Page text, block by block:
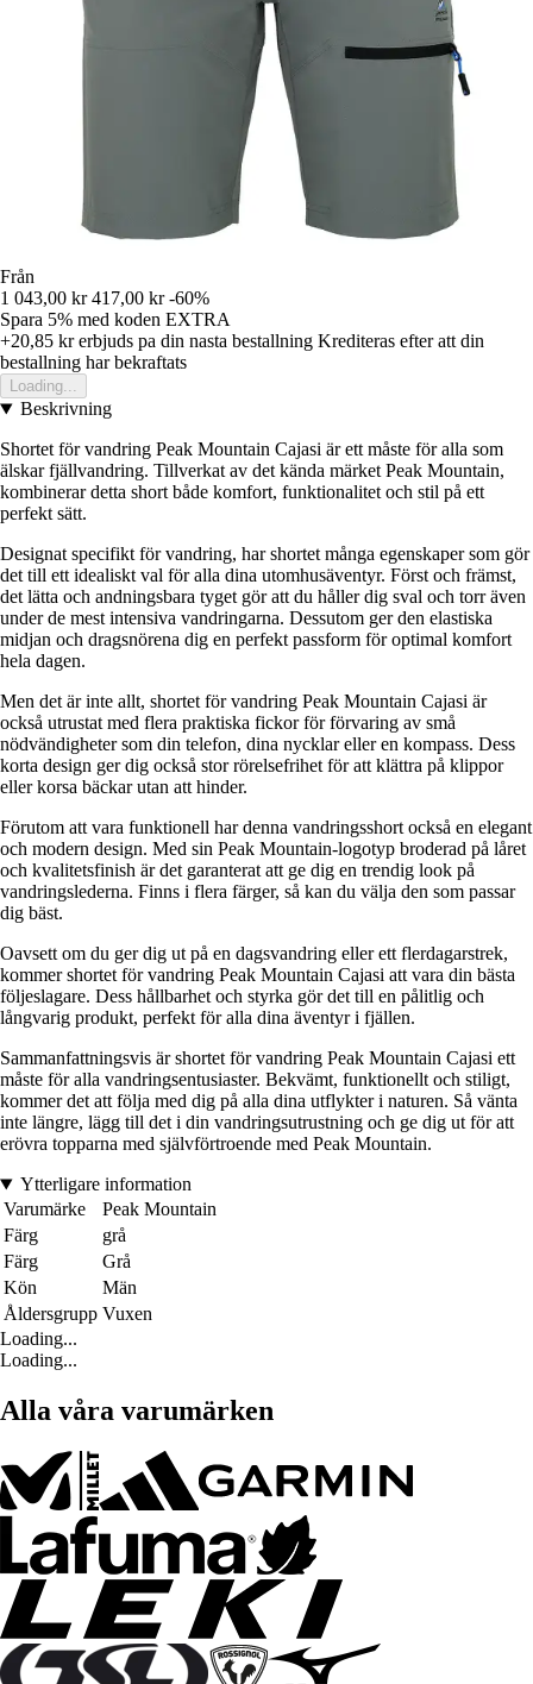
Från
1 043,00 kr 417,00 kr -60%
Spara 5% med koden EXTRA
+20,85 krerbjuds pa din nasta bestallning Krediteras efter att din
bestallning har bekraftats
Loading...
Beskrivning
Shortet för vandring Peak Mountain Cajasi är ett måste för alla som
älskar fjällvandring. Tillverkat av det kända märket Peak Mountain,
kombinerar detta short både komfort, funktionalitet och stil på ett
perfekt sätt.
Designat specifikt för vandring, har shortet många egenskaper som gör
det till ett idealiskt val för alla dina utomhusäventyr. Först och främst,
det lätta och andningsbara tyget gör att du håller dig sval och torr även
under de mest intensiva vandringarna. Dessutom ger den elastiska
midjan och dragsnörena dig en perfekt passform för optimal komfort
hela dagen.
Men det är inte allt, shortet för vandring Peak Mountain Cajasi är
också utrustat med flera praktiska fickor för förvaring av små
nödvändigheter som din telefon, dina nycklar eller en kompass. Dess
korta design ger dig också stor rörelsefrihet för att klättra på klippor
eller korsa bäckar utan att hinder.
Förutom att vara funktionell har denna vandringsshort också en elegant
och modern design. Med sin Peak Mountain-logotyp broderad på låret
och kvalitetsfinish är det garanterat att ge dig en trendig look på
vandringslederna. Finns i flera färger, så kan du välja den som passar
dig bäst.
Oavsett om du ger dig ut på en dagsvandring eller ett flerdagarstrek,
kommer shortet för vandring Peak Mountain Cajasi att vara din bästa
följeslagare. Dess hållbarhet och styrka gör det till en pålitlig och
långvarig produkt, perfekt för alla dina äventyr i fjällen.
Sammanfattningsvis är shortet för vandring Peak Mountain Cajasi ett
måste för alla vandringsentusiaster. Bekvämt, funktionellt och stiligt,
kommer det att följa med dig på alla dina utflykter i naturen. Så vänta
inte längre, lägg till det i din vandringsutrustning och ge dig ut för att
erövra topparna med självförtroende med Peak Mountain.
Ytterligare information
Varumärke
Peak Mountain
Färg
grå
Färg
Grå
Kön
Män
Åldersgrupp Vuxen
Loading...
Loading...
Alla våra varumärken